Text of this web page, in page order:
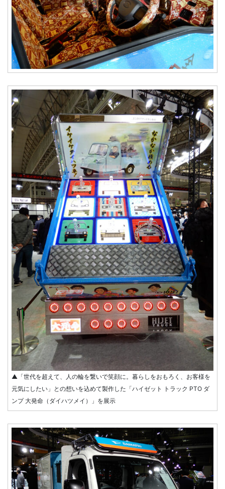
▲「世代を超えて、人の輪を繋いで笑顔に。暮らしをおもろく、お客様を
元気にしたい」との想いを込めて製作した「ハイゼット トラック PTO ダ
ンプ 大発命（ダイハツメイ）」を展示